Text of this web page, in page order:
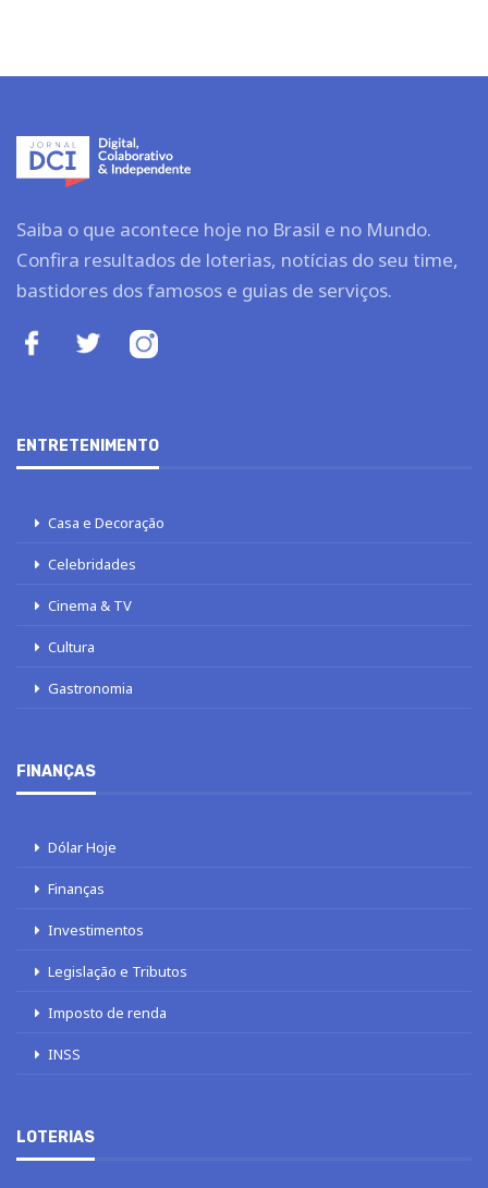
Saiba o que acontece hoje no Brasil e no Mundo.
Confira resultados de loterias, notícias do seu time,
bastidores dos famosos e guias de serviços.
ENTRETENIMENTO
Casa e Decoração
Celebridades
Cinema & TV
Cultura
Gastronomia
FINANÇAS
Dólar Hoje
Finanças
Investimentos
Legislação e Tributos
Imposto de renda
INSS
LOTERIAS